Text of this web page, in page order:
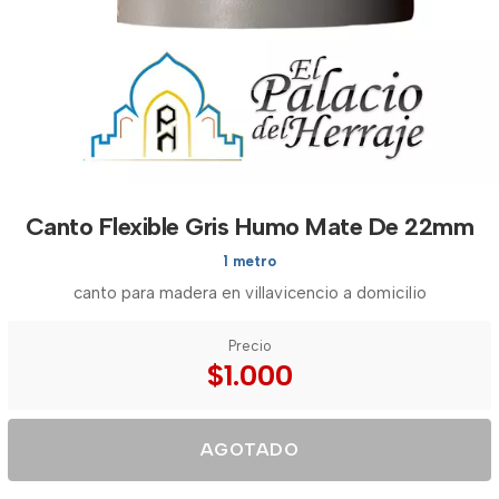
Canto Flexible Gris Humo Mate De 22mm
1 metro
canto para madera en villavicencio a domicilio
Precio
$1.000
AGOTADO